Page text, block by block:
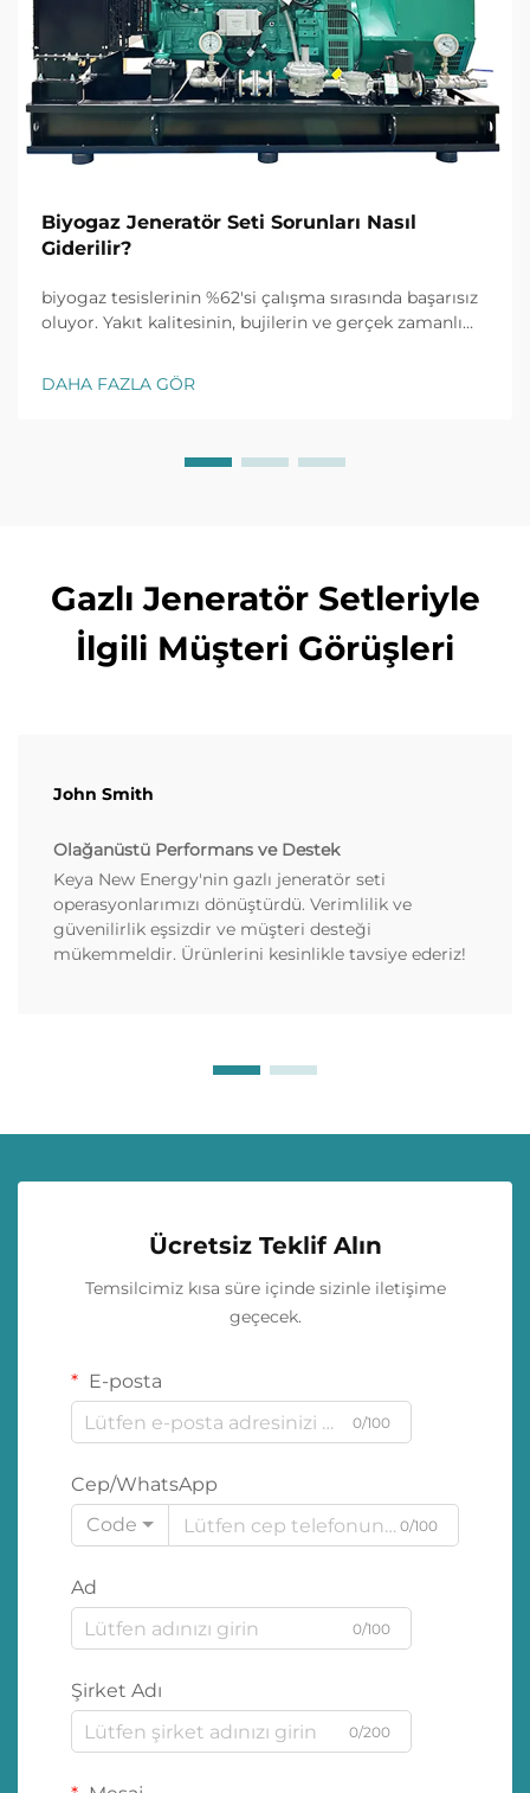
Biyogaz Jeneratör Seti Sorunları Nasıl
Giderilir?
biyogaz tesislerinin %62'si çalışma sırasında başarısız
oluyor. Yakıt kalitesinin, bujilerin ve gerçek zamanlı
keşfedin. Şimdi eksiksiz sorun giderme kılavuzunu
edinin.
DAHA FAZLA GÖR
Gazlı Jeneratör Setleriyle
İlgili Müşteri Görüşleri
John Smith
Olağanüstü Performans ve Destek
Keya New Energy'nin gazlı jeneratör seti
operasyonlarımızı dönüştürdü. Verimlilik ve
güvenilirlik eşsizdir ve müşteri desteği
mükemmeldir. Ürünlerini kesinlikle tavsiye ederiz!
Ücretsiz Teklif Alın
Temsilcimiz kısa süre içinde sizinle iletişime
geçecek.
E-posta
0/100
Cep/WhatsApp
Code
0/100
Ad
0/100
Şirket Adı
0/200